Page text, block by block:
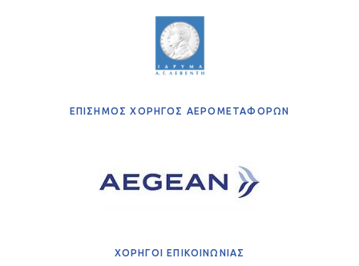
ΕΠΙΣΗΜΟΣ ΧΟΡΗΓΟΣ ΑΕΡΟΜΕΤΑΦΟΡΩΝ
ΧΟΡΗΓΟΙ ΕΠΙΚΟΙΝΩΝΙΑΣ